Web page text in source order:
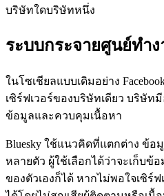
บริษัทใดบริษัทหนึ่ง
ระบบกระจายศูนย์ทำง
ในโซเชียลแบบเดิมอย่าง
เซิร์ฟเวอร์ของบริษัทเดียว บริษัท
ข้อมูลและควบคุมเนื้อหา
Bluesky ใช้แนวคิดที่แตกต่าง ข้อ
หลายตัว ผู้ใช้เลือกได้ว่าจะเก็บข้
ของตัวเองก็ได้ หากไม่พอใจเซิร์